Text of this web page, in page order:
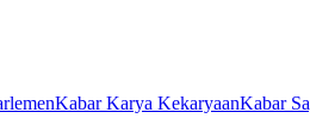
Kabar Karya KekaryaanKabar